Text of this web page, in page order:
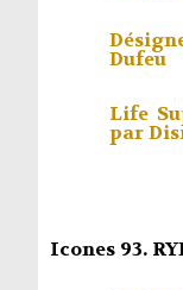
Dufeu
Life
par
Icones 93.